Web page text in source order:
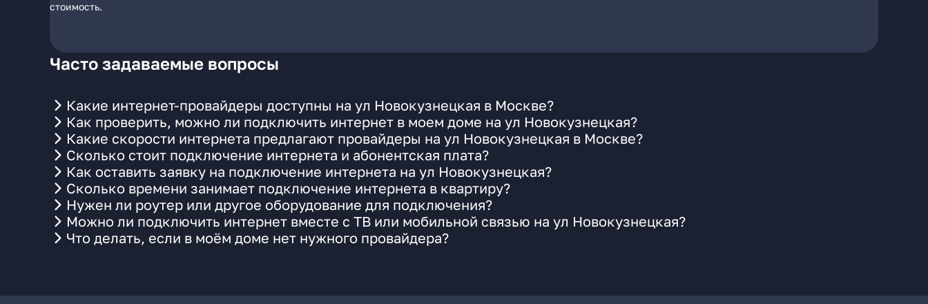
стоимость.
Часто задаваемые вопросы
Какие интернет-провайдеры доступны на ул Новокузнецкая в Москве?
Как проверить, можно ли подключить интернет в моем доме на ул Новокузнецкая?
Какие скорости интернета предлагают провайдеры на ул Новокузнецкая в Москве?
Сколько стоит подключение интернета и абонентская плата?
Как оставить заявку на подключение интернета на ул Новокузнецкая?
Сколько времени занимает подключение интернета в квартиру?
Нужен ли роутер или другое оборудование для подключения?
Можно ли подключить интернет вместе с ТВ или мобильной связью на ул Новокузнецкая?
Что делать, если в моём доме нет нужного провайдера?